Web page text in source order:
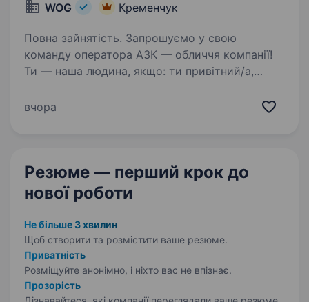
WOG
Кременчук
Повна зайнятість. Запрошуємо у свою
команду оператора АЗК — обличчя компанії!
Ти — наша людина, якщо: ти привітний/а,
допомагати людям хочеш працювати
вчора
Резюме — перший крок до
нової роботи
Не більше 3 хвилин
Щоб створити та розмістити ваше резюме.
Приватність
Розміщуйте анонімно, і ніхто вас не впізнає.
Прозорість